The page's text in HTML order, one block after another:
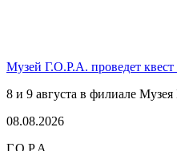
Музей Г.О.Р.А. проведет
8 и 9 августа в филиале
08.08.2026
Г.О.Р.А.